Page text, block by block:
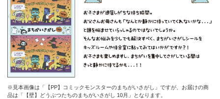
※見本画像は「【PP】コミックモンスターのまちがいさがし」ですが、お届けの商
品は「【壁】どうぶつたちのまちがいさがし 10月」となります。